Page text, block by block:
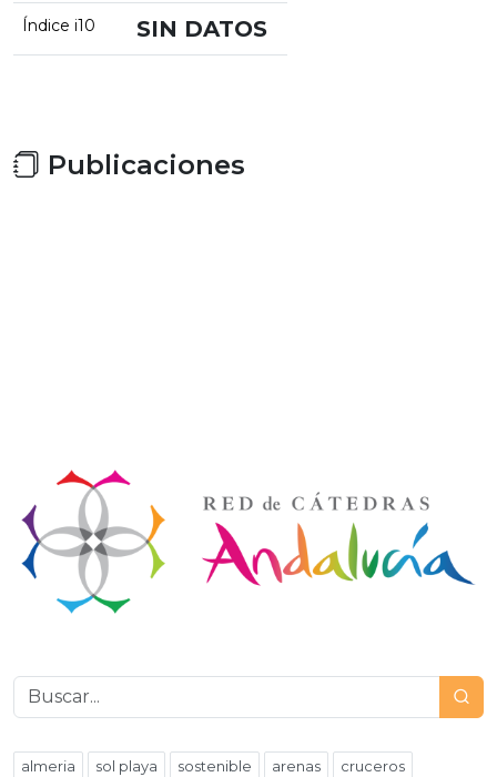
Índice i10 SIN DATOS
Publicaciones
almeria sol playa sostenible arenas
cruceros